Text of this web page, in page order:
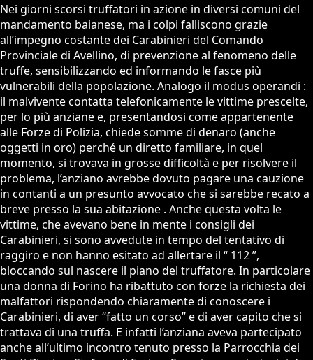
Nei giorni scorsi truffatori in azione in diversi comuni del
mandamento baianese, ma i colpi falliscono grazie
all’impegno costante dei Carabinieri del Comando
Provinciale di Avellino, di prevenzione al fenomeno delle
truffe, sensibilizzando ed informando le fasce più
vulnerabili della popolazione. Analogo il modus operandi :
il malvivente contatta telefonicamente le vittime prescelte,
per lo più anziane e, presentandosi come appartenente
alle Forze di Polizia, chiede somme di denaro (anche
oggetti in oro) perché un diretto familiare, in quel
momento, si trovava in grosse difficoltà e per risolvere il
problema, l’anziano avrebbe dovuto pagare una cauzione
in contanti a un presunto avvocato che si sarebbe recato a
breve presso la sua abitazione . Anche questa volta le
vittime, che avevano bene in mente i consigli dei
Carabinieri, si sono avvedute in tempo del tentativo di
raggiro e non hanno esitato ad allertare il “ 112 ”,
bloccando sul nascere il piano del truffatore. In particolare
una donna di Forino ha ribattuto con forze la richiesta dei
malfattori rispondendo chiaramente di conoscere i
Carabinieri, di aver “fatto un corso” e di aver capito che si
trattava di una truffa. E infatti l’anziana aveva partecipato
anche all’ultimo incontro tenuto presso la Parrocchia dei